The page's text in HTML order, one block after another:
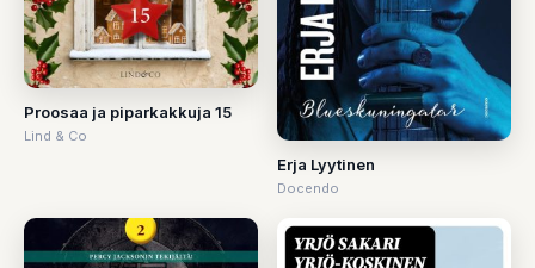
Proosaa ja piparkakkuja 15
Lind & Co
Erja Lyytinen
Docendo